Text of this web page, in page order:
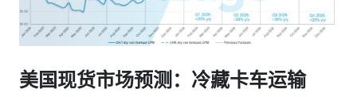
美国现货市场预测：冷藏卡车运输